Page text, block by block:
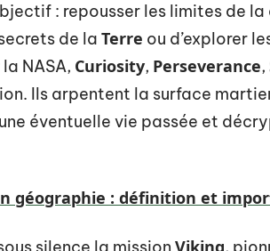
: repousser les limites de la
de la Terre ou d’explorer
NASA, Curiosity, Perseverance,
Ils arpentent la surface
éventuelle vie passée et
géographie : définition et
Viking